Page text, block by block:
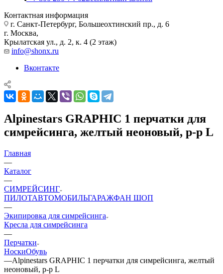
Контактная информация
г. Санкт-Петербург, Большеохтинский пр., д. 6
г. Москва,
Крылатская ул., д. 2, к. 4 (2 этаж)
info@shonx.ru
Вконтакте
Alpinestars GRAPHIC 1 перчатки для
симрейсинга, желтый неоновый, р-р L
Главная
—
Каталог
—
СИМРЕЙСИНГ
ПИЛОТАВТОМОБИЛЬГАРАЖФАН ШОП
—
Экипировка для симрейсинга
Кресла для симрейсинга
—
Перчатки
НоскиОбувь
—Alpinestars GRAPHIC 1 перчатки для симрейсинга, желтый
неоновый, р-р L